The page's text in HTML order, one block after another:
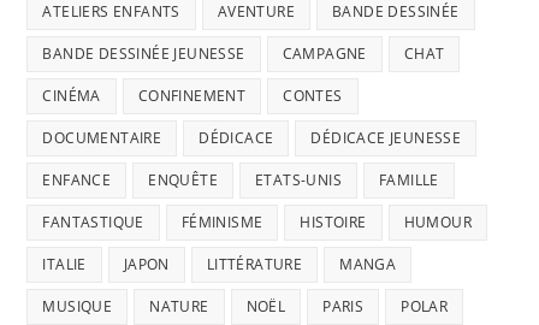
ATELIERS ENFANTS AVENTURE BANDE DESSINÉE
BANDE DESSINÉE JEUNESSE CAMPAGNE CHAT
CINÉMA CONFINEMENT CONTES
DOCUMENTAIRE DÉDICACE DÉDICACE JEUNESSE
ENFANCE ENQUÊTE ETATS-UNIS FAMILLE
FANTASTIQUE FÉMINISME HISTOIRE HUMOUR
ITALIE JAPON LITTÉRATURE MANGA
MUSIQUE NATURE NOËL PARIS POLAR